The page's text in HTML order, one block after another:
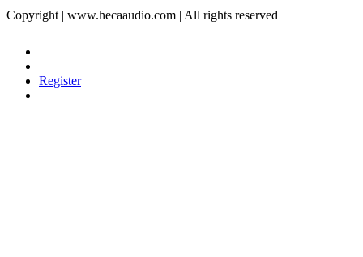
Copyright | www.hecaaudio.com | All rights reserved
Register